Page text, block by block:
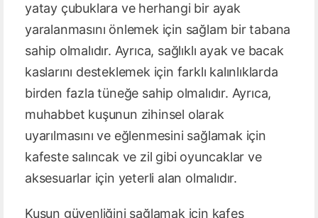
yatay çubuklara ve herhangi bir ayak
yaralanmasını önlemek için sağlam bir tabana
sahip olmalıdır. Ayrıca, sağlıklı ayak ve bacak
kaslarını desteklemek için farklı kalınlıklarda
birden fazla tüneğe sahip olmalıdır. Ayrıca,
muhabbet kuşunun zihinsel olarak
uyarılmasını ve eğlenmesini sağlamak için
kafeste salıncak ve zil gibi oyuncaklar ve
aksesuarlar için yeterli alan olmalıdır.
Kuşun güvenliğini sağlamak için kafes